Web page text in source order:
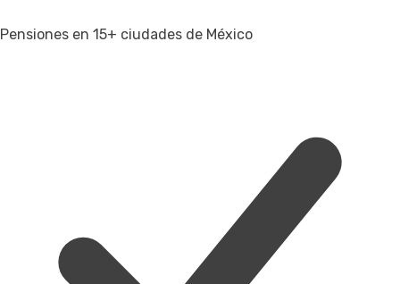
Pensiones en 15+ ciudades de México